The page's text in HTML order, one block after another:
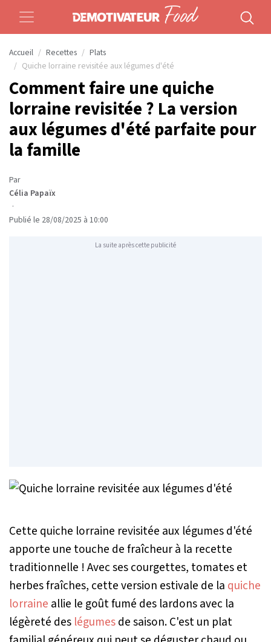
Accueil Recettes
Plats
Quiche lorraine revisitée aux légumes d'été
Comment faire une quiche
lorraine revisitée ? La version
aux légumes d'été parfaite pour
la famille
Par
Célia Papaïx
·
Publié le 28/08/2025 à 10:00
La suite après cette publicité
Cette quiche lorraine revisitée aux légumes d'été
apporte une touche de fraîcheur à la recette
traditionnelle ! Avec ses courgettes, tomates et
herbes fraîches, cette version estivale de la quiche
lorraine allie le goût fumé des lardons avec la
légèreté des légumesde saison. C'est un plat